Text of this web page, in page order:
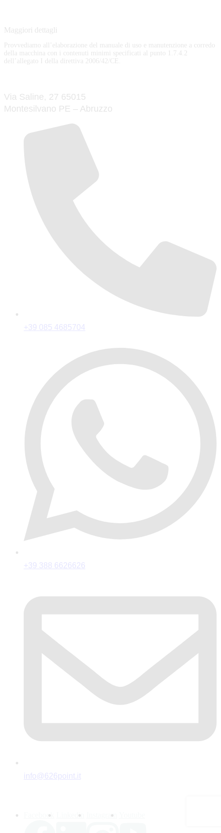
Maggiori dettagli
Provvediamo all’elaborazione del manuale di uso e manutenzione a corredo
della macchina con i contenuti minimi specificati al punto 1.7.4.2
dell’allegato I della direttiva 2006/42/CE.
Via Saline, 27 65015
Montesilvano PE – Abruzzo
+39 085 4685704
+39 388 6626626
info@626point.it
Facebook Linkedin Instagram